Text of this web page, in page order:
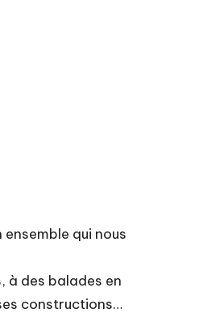
qui nous
à des balades en
constructions…